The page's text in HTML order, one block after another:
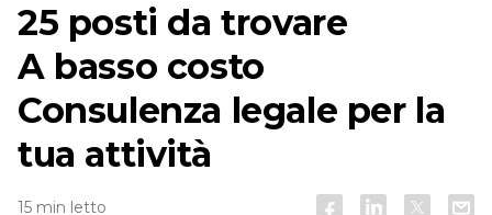
25 posti da trovare
A basso costo
Consulenza legale per la
tua attività
15 min letto